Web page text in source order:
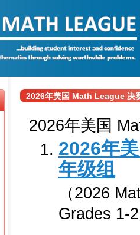
2026年美国 Math League 决
2026年美国
2026年
年级组
（2026
Grades 1-